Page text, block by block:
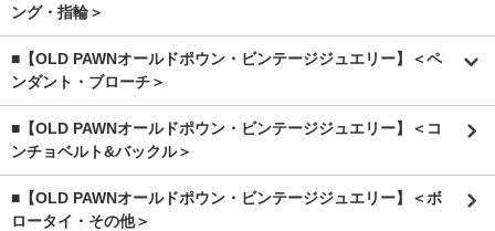
ング・指輪＞
■【OLD PAWNオールドポウン・ビンテージジュエリー】＜ペ
ンダント・ブローチ＞
■【OLD PAWNオールドポウン・ビンテージジュエリー】＜コ
ンチョベルト&バックル＞
■【OLD PAWNオールドポウン・ビンテージジュエリー】＜ボ
ロータイ・その他＞